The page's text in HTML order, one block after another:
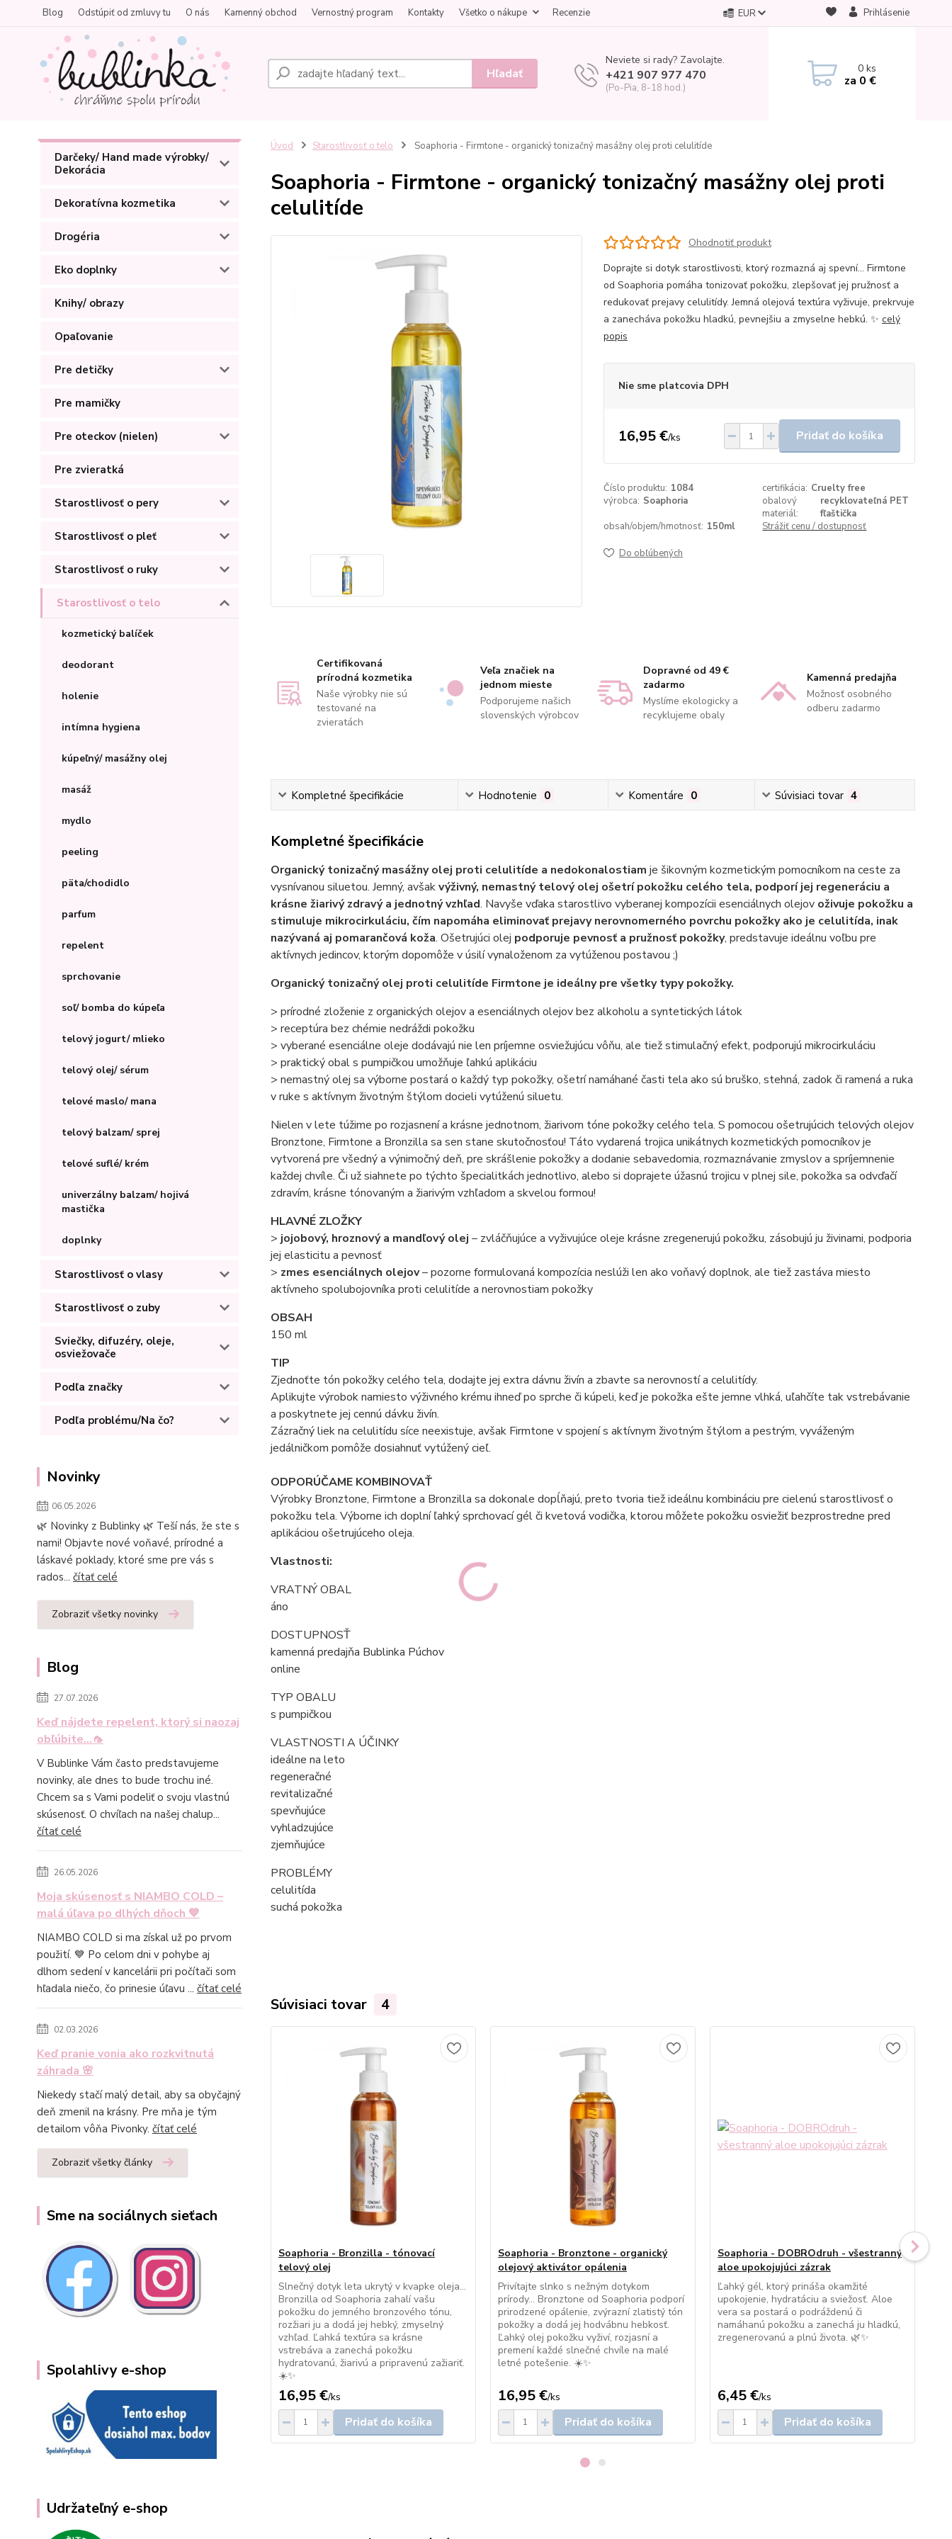
Blog Odstúpiť od zmluvy tu O nás Kamenný obchod Vernostný program Kontakty Všetko o nákupe Recenzie EUR Prihlásenie
Hľadať
Neviete si rady? Zavolajte.
+421 907 977 470
(Po-Pia, 8-18 hod.)
0ks
za 0 €
Darčeky/ Hand made výrobky/
Dekorácia
Dekoratívna kozmetika
Drogéria
Eko doplnky
Knihy/ obrazy
Opaľovanie
Pre detičky
Pre mamičky
Pre oteckov (nielen)
Pre zvieratká
Starostlivosť o pery
Starostlivosť o pleť
Starostlivosť o ruky
Starostlivosť o telo
kozmetický balíček
deodorant
holenie
intímna hygiena
kúpeľný/ masážny olej
masáž
mydlo
peeling
päta/chodidlo
parfum
repelent
sprchovanie
soľ/ bomba do kúpeľa
telový jogurt/ mlieko
telový olej/ sérum
telové maslo/ mana
telový balzam/ sprej
telové suflé/ krém
univerzálny balzam/ hojivá
mastička
doplnky
Starostlivosť o vlasy
Starostlivosť o zuby
Sviečky, difuzéry, oleje,
osviežovače
Podľa značky
Podľa problému/Na čo?
Novinky
06.05.2026
🌿 Novinky z Bublinky 🌿 Teší nás, že ste s
nami! Objavte nové voňavé, prírodné a
láskavé poklady, ktoré sme pre vás s
rados... čítať celé
Zobraziť všetky novinky
Blog
27.07.2026
Keď nájdete repelent, ktorý si naozaj
obľúbite...🦟
V Bublinke Vám často predstavujeme
novinky, ale dnes to bude trochu iné.
Chcem sa s Vami podeliť o svoju vlastnú
skúsenosť. O chvíľach na našej chalup...
čítať celé
26.05.2026
Moja skúsenosť s NIAMBO COLD –
malá úľava po dlhých dňoch 💙
NIAMBO COLD si ma získal už po prvom
použití. 💙 Po celom dni v pohybe aj
dlhom sedení v kancelárii pri počítači som
hľadala niečo, čo prinesie úľavu ... čítať celé
02.03.2026
Keď pranie vonia ako rozkvitnutá
záhrada 🌸
Niekedy stačí malý detail, aby sa obyčajný
deň zmenil na krásny. Pre mňa je tým
detailom vôňa Pivonky. čítať celé
Zobraziť všetky články
Sme na sociálnych sieťach
Spolahlivy e-shop
Udržateľný e-shop
Úvod Starostlivosť o telo Soaphoria - Firmtone - organický tonizačný masážny olej proti celulitíde
Soaphoria - Firmtone - organický tonizačný masážny olej proti
celulitíde
Ohodnotiť produkt
Doprajte si dotyk starostlivosti, ktorý rozmazná aj spevní… Firmtone
od Soaphoria pomáha tonizovať pokožku, zlepšovať jej pružnosť a
redukovať prejavy celulitídy. Jemná olejová textúra vyživuje, prekrvuje
a zanecháva pokožku hladkú, pevnejšiu a zmyselne hebkú. ✨ celý
popis
Nie sme platcovia DPH
16,95 €/ks Pridať do košíka
Číslo produktu: 1084 certifikácia: Cruelty free
výrobca: Soaphoria
obalový
materiál:
recyklovateľná PET
fľaštička
obsah/objem/hmotnosť: 150ml Strážiť cenu / dostupnosť
Do obľúbených
Certifikovaná
prírodná kozmetika
Naše výrobky nie sú
testované na
zvieratách
Veľa značiek na
jednom mieste
Podporujeme našich
slovenských výrobcov
Dopravné od 49 €
zadarmo
Myslíme ekologicky a
recyklujeme obaly
Kamenná predajňa
Možnosť osobného
odberu zadarmo
Kompletné špecifikácie Hodnotenie 0 Komentáre 0 Súvisiaci tovar 4
Kompletné špecifikácie
Organický tonizačný masážny olej proti celulitíde a nedokonalostiam je šikovným kozmetickým pomocníkom na ceste za
vysnívanou siluetou. Jemný, avšakvýživný, nemastný telový olej ošetrí pokožku celého tela, podporí jej regeneráciu a
krásne žiarivý zdravý a jednotný vzhľad. Navyše vďaka starostlivo vyberanej kompozícii esenciálnych olejov oživuje pokožku a
stimuluje mikrocirkuláciu, čím napomáha eliminovať prejavy nerovnomerného povrchu pokožky ako je celulitída, inak
nazývaná aj pomarančová koža. Ošetrujúci olej podporuje pevnosť a pružnosť pokožky, predstavuje ideálnu voľbu pre
aktívnych jedincov, ktorým dopomôže v úsilí vynaloženom za vytúženou postavou ;)
Organický tonizačný olej proti celulitíde Firmtone je ideálny pre všetky typy pokožky.
> prírodné zloženie z organických olejov a esenciálnych olejov bez alkoholu a syntetických látok
> receptúra bez chémie nedráždi pokožku
> vyberané esenciálne oleje dodávajú nie len príjemne osviežujúcu vôňu, ale tiež stimulačný efekt, podporujú mikrocirkuláciu
> praktický obal s pumpičkou umožňuje ľahkú aplikáciu
> nemastný olej sa výborne postará o každý typ pokožky, ošetrí namáhané časti tela ako sú bruško, stehná, zadok či ramená a ruka
v ruke s aktívnym životným štýlom docieli vytúženú siluetu.
Nielen v lete túžime po rozjasnení a krásne jednotnom, žiarivom tóne pokožky celého tela. S pomocou ošetrujúcich telových olejov
Bronztone, Firmtone a Bronzilla sa sen stane skutočnosťou! Táto vydarená trojica unikátnych kozmetických pomocníkov je
vytvorená pre všedný a výnimočný deň, pre skrášlenie pokožky a dodanie sebavedomia, rozmaznávanie zmyslov a spríjemnenie
každej chvíle. Či už siahnete po týchto špecialitkách jednotlivo, alebo si doprajete úžasnú trojicu v plnej sile, pokožka sa odvďačí
zdravím, krásne tónovaným a žiarivým vzhľadom a skvelou formou!
HLAVNÉ ZLOŽKY
> jojobový, hroznový a mandľový olej – zvláčňujúce a vyživujúce oleje krásne zregenerujú pokožku, zásobujú ju živinami, podporia
jej elasticitu a pevnosť
> zmes esenciálnych olejov– pozorne formulovaná kompozícia neslúži len ako voňavý doplnok, ale tiež zastáva miesto
aktívneho spolubojovníka proti celulitíde a nerovnostiam pokožky
OBSAH
150 ml
TIP
Zjednoťte tón pokožky celého tela, dodajte jej extra dávnu živín a zbavte sa nerovností a celulitídy.
Aplikujte výrobok namiesto výživného krému ihneď po sprche či kúpeli, keď je pokožka ešte jemne vlhká, uľahčíte tak vstrebávanie
a poskytnete jej cennú dávku živín.
Zázračný liek na celulitídu síce neexistuje, avšak Firmtone v spojení s aktívnym životným štýlom a pestrým, vyváženým
jedálničkom pomôže dosiahnuť vytúžený cieľ.
ODPORÚČAME KOMBINOVAŤ
Výrobky Bronztone, Firmtone a Bronzilla sa dokonale dopĺňajú, preto tvoria tiež ideálnu kombináciu pre cielenú starostlivosť o
pokožku tela. Výborne ich doplní ľahký sprchovací gél či kvetová vodička, ktorou môžete pokožku osviežiť bezprostredne pred
aplikáciou ošetrujúceho oleja.
Vlastnosti:
VRATNÝ OBAL
áno
DOSTUPNOSŤ
kamenná predajňa Bublinka Púchov
online
TYP OBALU
s pumpičkou
VLASTNOSTI A ÚČINKY
ideálne na leto
regeneračné
revitalizačné
spevňujúce
vyhladzujúce
zjemňujúce
PROBLÉMY
celulitída
suchá pokožka
Súvisiaci tovar 4
Soaphoria - Bronzilla - tónovací
telový olej
Slnečný dotyk leta ukrytý v kvapke oleja…
Bronzilla od Soaphoria zahalí vašu
pokožku do jemného bronzového tónu,
rozžiari ju a dodá jej hebký, zmyselný
vzhľad. Ľahká textúra sa krásne
vstrebáva a zanechá pokožku
hydratovanú, žiarivú a pripravenú zažiariť.
☀️✨
16,95 €/ks
Pridať do košíka
Soaphoria - Bronztone - organický
olejový aktivátor opálenia
Privítajte slnko s nežným dotykom
prírody… Bronztone od Soaphoria podporí
prirodzené opálenie, zvýrazní zlatistý tón
pokožky a dodá jej hodvábnu hebkosť.
Ľahký olej pokožku vyživí, rozjasní a
premení každé slnečné chvíle na malé
letné potešenie. ☀️✨
16,95 €/ks
Pridať do košíka
Soaphoria - DOBROdruh - všestranný
aloe upokojujúci zázrak
Ľahký gél, ktorý prináša okamžité
upokojenie, hydratáciu a sviežosť. Aloe
vera sa postará o podráždenú či
namáhanú pokožku a zanechá ju hladkú,
zregenerovanú a plnú života. 🌿✨
6,45 €/ks
Pridať do košíka